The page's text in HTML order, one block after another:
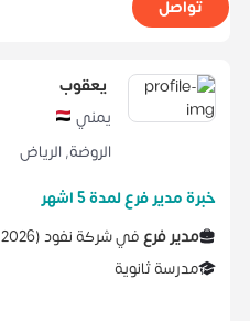
تواصل
يعقوب
يمني
الروضة, الرياض
خبرة مدير فرع لمدة 5 اشهر
مدير فرعفي‏شركة نفود(
2026 -
مدرسة ثانوية